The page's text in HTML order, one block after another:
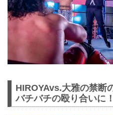
HIROYAvs.大雅の禁断
バチバチの殴り合いに！